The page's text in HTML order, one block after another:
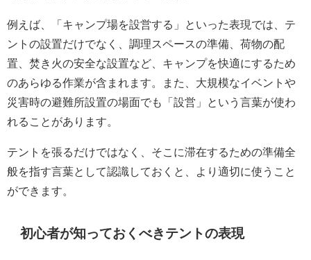
例えば、「キャンプ場を設営する」といった表現では、テ
ントの設置だけでなく、調理スペースの準備、荷物の配
置、焚き火の安全な設置など、キャンプを快適にするため
のあらゆる作業が含まれます。また、大規模なイベントや
災害時の避難所設置の場面でも「設営」という言葉が使わ
れることがあります。
テントを張るだけではなく、そこに滞在するための準備全
般を指す言葉として認識しておくと、より適切に使うこと
ができます。
初心者が知っておくべきテントの表現